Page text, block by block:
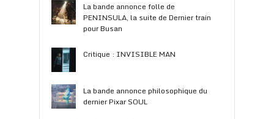
La bande annonce folle de
PENINSULA, la suite de Dernier train
pour Busan
Critique : INVISIBLE MAN
La bande annonce philosophique du
dernier Pixar SOUL